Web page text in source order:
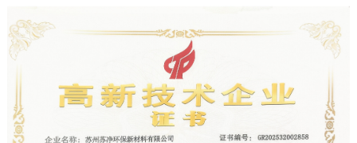
物固定床或浮床技术作
用现代农艺和生态工程
土的植物种植，利用生
效果降低，出水氨氮开
休眠状态，出水氨氮超
标；当温度低于4℃，
绝大部分微生物进入休